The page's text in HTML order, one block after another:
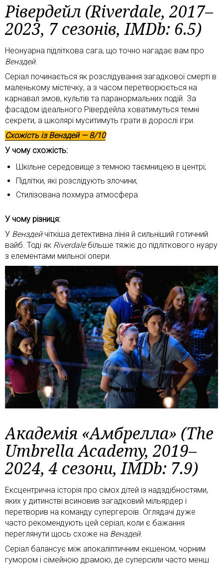
Рівердейл (Riverdale, 2017–
2023, 7 сезонів, IMDb: 6.5)
Неонуарна підліткова сага, що точно нагадає вам про
Венздей.
Серіал починається як розслідування загадкової смерті в
маленькому містечку, а з часом перетворюється на
карнавал змов, культів та паранормальних подій. За
фасадом ідеального Рівердейла ховатимуться темні
секрети, а школярі муситимуть грати в дорослі ігри.
Схожість ізВенздей— 8/10
У чому схожість:
Шкільне середовище з темною таємницею в центрі;
Підлітки, які розслідують злочини;
Стилізована похмура атмосфера.
У чому різниця:
У Венздейчіткіша детективна лінія й сильніший готичний
вайб. Тоді як Riverdaleбільше тяжіє до підліткового нуару
з елементами мильної опери.
Академія «Амбрелла» (The
Umbrella Academy, 2019–
2024, 4 сезони, IMDb: 7.9)
Ексцентрична історія про сімох дітей із надздібностями,
яких у дитинстві всиновив загадковий мільярдер і
перетворив на команду супергероїв. Оглядачі дуже
часто рекомендують цей серіал, коли є бажання
переглянути щось схоже на Венздей.
Серіал балансує між апокаліптичним екшеном, чорним
гумором і сімейною драмою, де суперсили часто менш